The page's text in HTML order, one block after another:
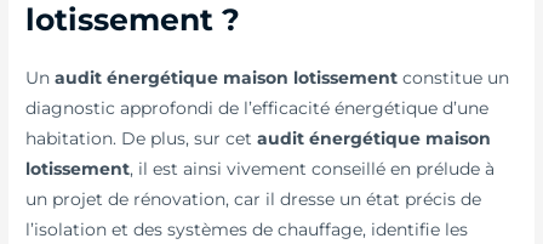
lotissement ?
Unaudit énergétique maison lotissement constitue un
diagnostic approfondi de l’efficacité énergétique d’une
habitation. De plus, sur cetaudit énergétique maison
lotissement, il est ainsi vivement conseillé en prélude à
un projet de rénovation, car il dresse un état précis de
l’isolation et des systèmes de chauffage, identifie les